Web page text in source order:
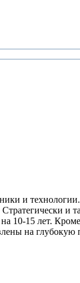
и
и
10-15 лет.
на глубокую